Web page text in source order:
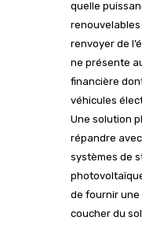
quelle
renouvelables
renvoyer de
ne présente
financière
véhicules
Une solution
répandre
systèmes de
de fournir
coucher du